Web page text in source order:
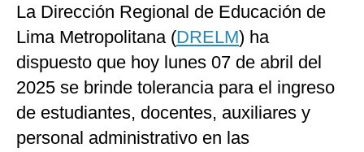
La Dirección Regional de Educación de
Lima Metropolitana (DRELM) ha
dispuesto que hoy lunes 07 de abril del
2025 se brinde tolerancia para el ingreso
de estudiantes, docentes, auxiliares y
personal administrativo en las